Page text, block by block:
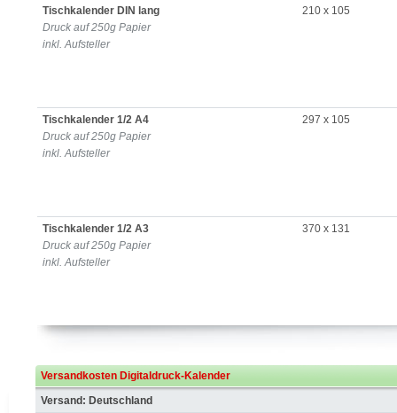
Tischkalender DIN lang
Druck auf 250g Papier
inkl. Aufsteller
210 x 105
Tischkalender 1/2 A4
Druck auf 250g Papier
inkl. Aufsteller
297 x 105
Tischkalender 1/2 A3
Druck auf 250g Papier
inkl. Aufsteller
370 x 131
Versandkosten Digitaldruck-Kalender
Versand: Deutschland